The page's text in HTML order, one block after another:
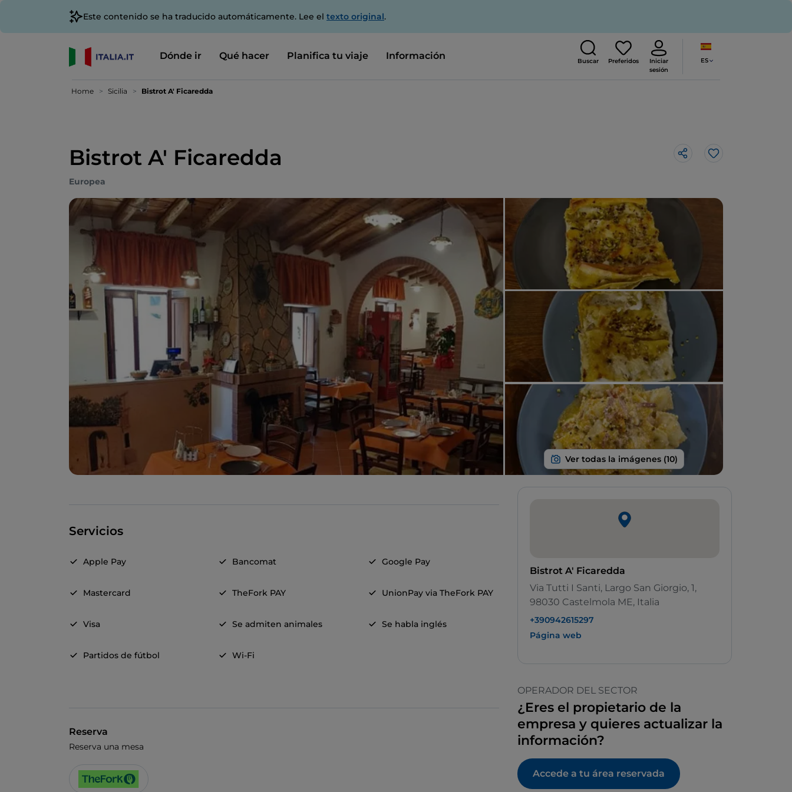
Este contenido se ha traducido automáticamente. Lee el texto original.
Dónde ir Qué hacer Planifica tu viaje Información Buscar Preferidos
Iniciar
sesión
ES
Home Sicilia Bistrot A' Ficaredda
Bistrot A' Ficaredda Me gusta
Europea
Servicios
Apple Pay Bancomat Google Pay
Mastercard TheFork PAY UnionPay via TheFork PAY
Visa Se admiten animales Se habla inglés
Partidos de fútbol Wi-Fi
Reserva
Reserva una mesa
Bistrot A' Ficaredda
Via Tutti I Santi, Largo San Giorgio, 1,
98030 Castelmola ME, Italia
+390942615297
Página web
OPERADOR DEL SECTOR
¿Eres el propietario de la
empresa y quieres actualizar la
información?
Accede a tu área reservada